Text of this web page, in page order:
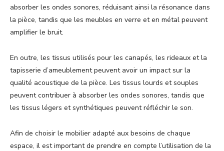
absorber les ondes sonores, réduisant ainsi la résonance dans
la pièce, tandis que les meubles en verre et en métal peuvent
amplifier le bruit.
En outre, les tissus utilisés pour les canapés, les rideaux et la
tapisserie d’ameublement peuvent avoir un impact sur la
qualité acoustique de la pièce. Les tissus lourds et souples
peuvent contribuer à absorber les ondes sonores, tandis que
les tissus légers et synthétiques peuvent réfléchir le son.
Afin de choisir le mobilier adapté aux besoins de chaque
espace, il est important de prendre en compte l’utilisation de la